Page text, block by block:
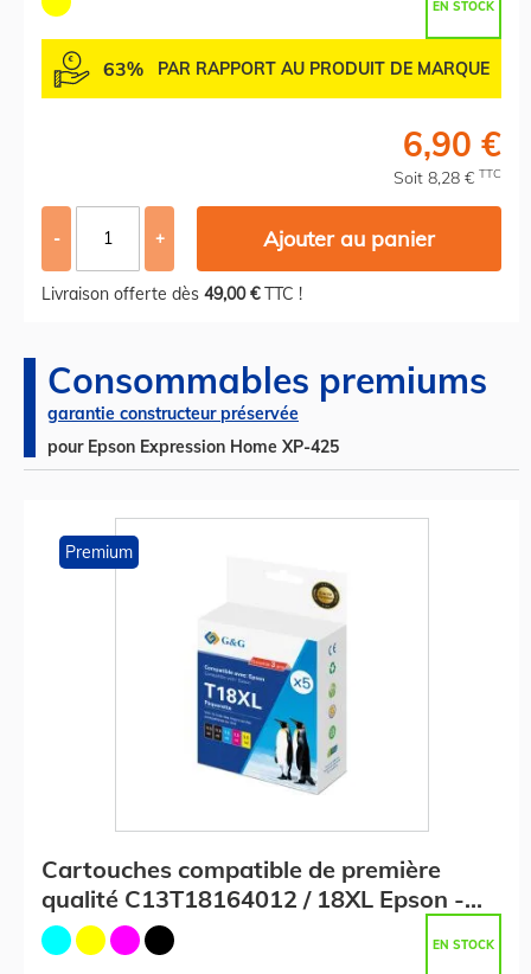
EN STOCK
63% PAR RAPPORT AU PRODUIT DE MARQUE
6,90 €
Soit 8,28 € TTC
- + Ajouter au panier
Livraison offerte dès 49,00 €TTC !
Consommables premiums
garantie constructeur préservée
pour Epson Expression Home XP-425
Premium
Cartouches compatible de première
qualité C13T18164012 / 18XL Epson -
multipack 4 couleurs : noire, cyan,
magenta, jaune
EN STOCK